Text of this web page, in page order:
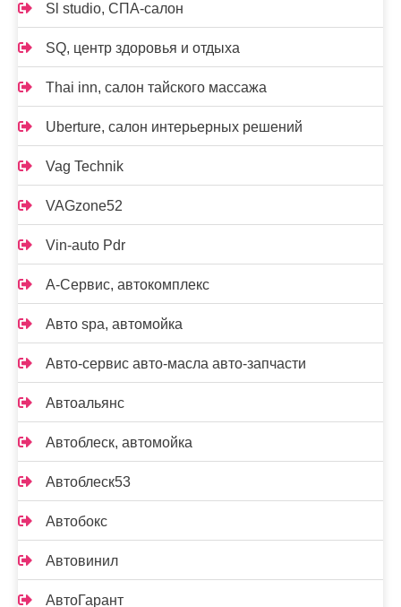
Sl studio, СПА-салон
SQ, центр здоровья и отдыха
Thai inn, салон тайского массажа
Uberture, салон интерьерных решений
Vag Technik
VAGzone52
Vin-auto Pdr
А-Сервис, автокомплекс
Авто spa, автомойка
Авто-сервис авто-масла авто-запчасти
Автоальянс
Автоблеск, автомойка
Автоблеск53
Автобокс
Автовинил
АвтоГарант